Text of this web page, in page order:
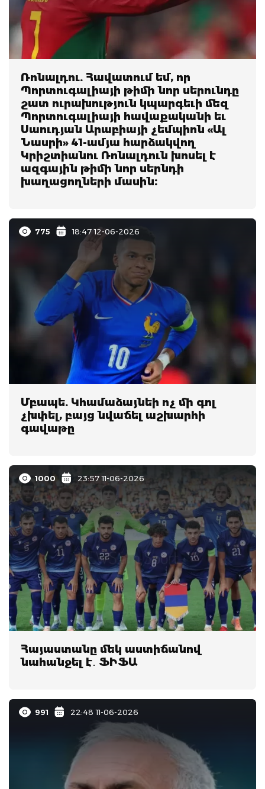
Ռոնալդու. Հավատում եմ, որ
Պորտուգալիայի թիմի նոր սերունդը
շատ ուրախություն կպարգեւի մեզ
Պորտուգալիայի հավաքականի եւ
Սաուդյան Արաբիայի չեմպիոն «Ալ
Նասրի» 41-ամյա հարձակվող
Կրիշտիանու Ռոնալդուն խոսել է
ազգային թիմի նոր սերնդի
խաղացողների մասին։
775 18:47 12-06-2026
Մբապե. Կհամաձայնեի ոչ մի գոլ
չխփել, բայց նվաճել աշխարհի
գավաթը
1000 23:57 11-06-2026
Հայաստանը մեկ աստիճանով
նահանջել է․ ՖԻՖԱ
991 22:48 11-06-2026